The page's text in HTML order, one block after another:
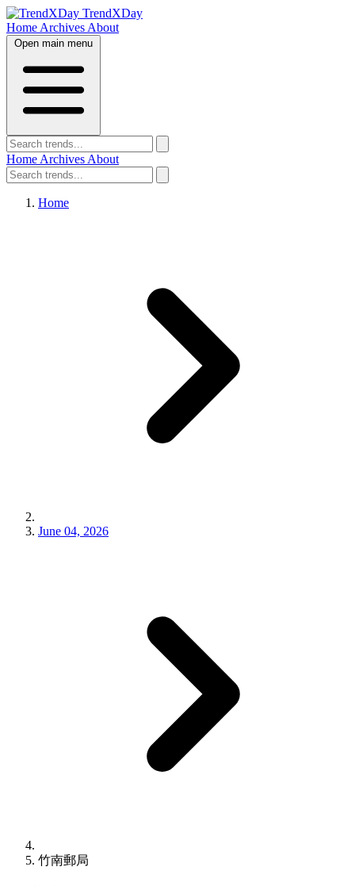
TrendXDay
Home Archives About
Open main menu
Home Archives About
Home
June 04, 2026
竹南郵局